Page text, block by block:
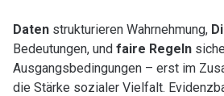
Datenstrukturieren Wahrnehmung,
Bedeutungen, und faire Regeln
Ausgangsbedingungen – erst im
die Stärke sozialer Vielfalt.